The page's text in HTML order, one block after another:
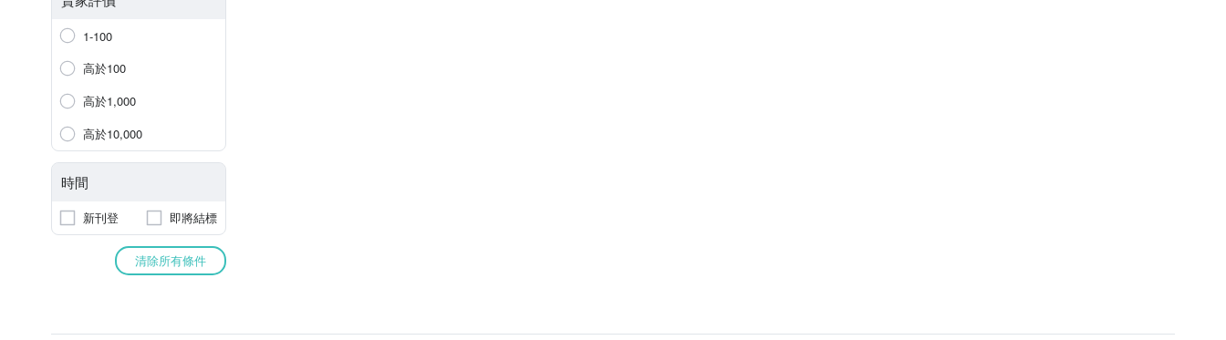
1-100
高於100
高於1,000
高於10,000
時間
新刊登 即將結標
清除所有條件